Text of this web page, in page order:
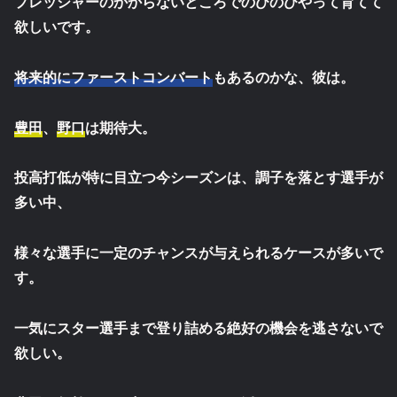
欲しいです。
将来的にファーストコンバートもあるのかな、彼は。
豊田、 野口は期待大。
投高打低が特に目立つ今シーズンは、調子を落とす選手が
多い中、
様々な選手に一定のチャンスが与えられるケースが多いで
す。
一気にスター選手まで登り詰める絶好の機会を逃さないで
欲しい。